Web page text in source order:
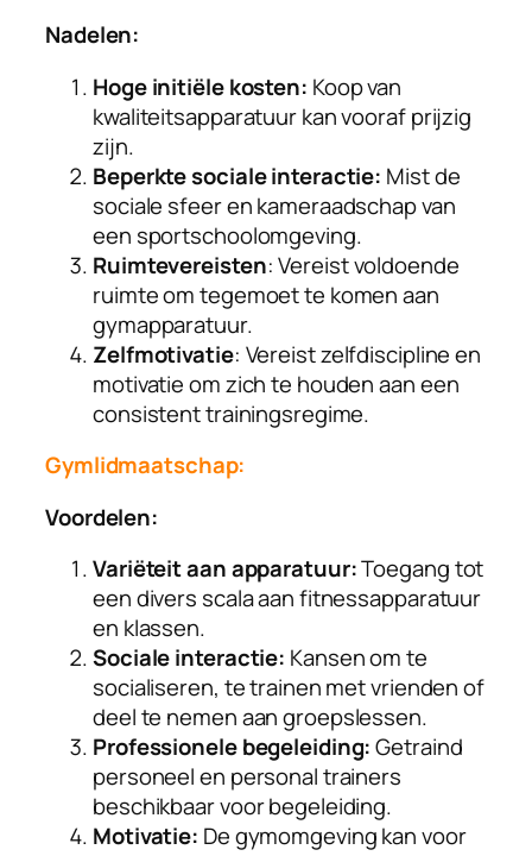
Nadelen:
Hoge initiële kosten: Koop van
kwaliteitsapparatuur kan vooraf prijzig
zijn.
Beperkte sociale interactie: Mist de
sociale sfeer en kameraadschap van
een sportschoolomgeving.
Ruimtevereisten: Vereist voldoende
ruimte om tegemoet te komen aan
gymapparatuur.
Zelfmotivatie: Vereist zelfdiscipline en
motivatie om zich te houden aan een
consistent trainingsregime.
Gymlidmaatschap:
Voordelen:
Variëteit aan apparatuur:Toegang tot
een divers scala aan fitnessapparatuur
en klassen.
Sociale interactie: Kansen om te
socialiseren, te trainen met vrienden of
deel te nemen aan groepslessen.
Professionele begeleiding:Getraind
personeel en personal trainers
beschikbaar voor begeleiding.
Motivatie: De gymomgeving kan voor